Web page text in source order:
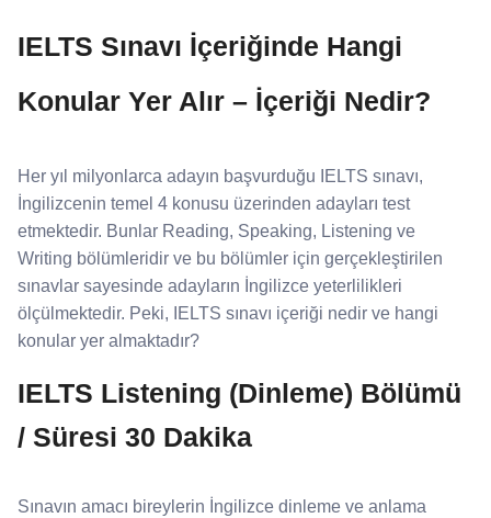
IELTS Sınavı İçeriğinde Hangi
Konular Yer Alır – İçeriği Nedir?
Her yıl milyonlarca adayın başvurduğu IELTS sınavı,
İngilizcenin temel 4 konusu üzerinden adayları test
etmektedir. Bunlar Reading, Speaking, Listening ve
Writing bölümleridir ve bu bölümler için gerçekleştirilen
sınavlar sayesinde adayların İngilizce yeterlilikleri
ölçülmektedir. Peki, IELTS sınavı içeriği nedir ve hangi
konular yer almaktadır?
IELTS Listening (Dinleme) Bölümü
/ Süresi 30 Dakika
Sınavın amacı bireylerin İngilizce dinleme ve anlama